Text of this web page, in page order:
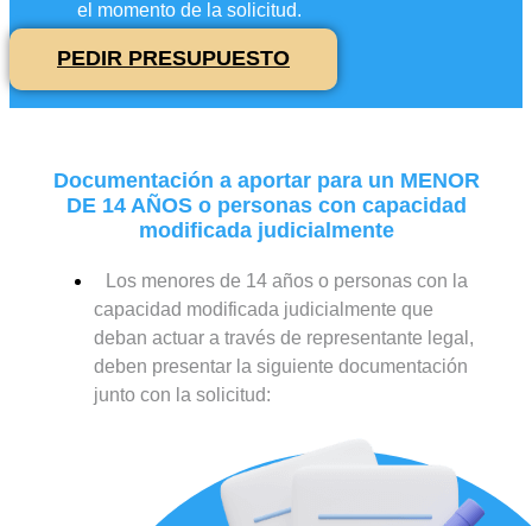
el momento de la solicitud.
PEDIR PRESUPUESTO
Documentación a aportar para un MENOR
DE 14 AÑOS o personas con capacidad
modificada judicialmente
Los menores de 14 años o personas con la
capacidad modificada judicialmente que
deban actuar a través de representante legal,
deben presentar la siguiente documentación
junto con la solicitud: